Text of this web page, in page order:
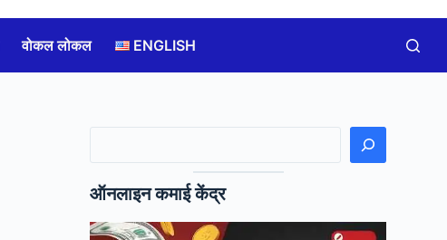
वोकल लोकल ENGLISH
ऑनलाइन कमाई केंद्र